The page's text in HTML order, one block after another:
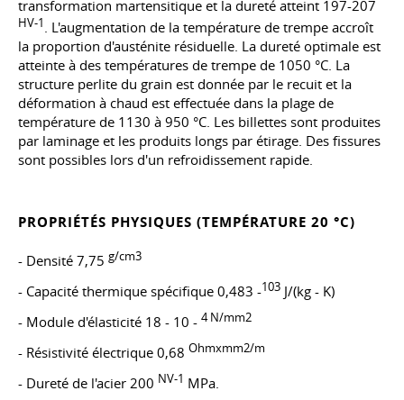
transformation martensitique et la dureté atteint 197-207
HV-1. L'augmentation de la température de trempe accroît
la proportion d'austénite résiduelle. La dureté optimale est
atteinte à des températures de trempe de 1050 °C. La
structure perlite du grain est donnée par le recuit et la
déformation à chaud est effectuée dans la plage de
température de 1130 à 950 °C. Les billettes sont produites
par laminage et les produits longs par étirage. Des fissures
sont possibles lors d'un refroidissement rapide.
PROPRIÉTÉS PHYSIQUES (TEMPÉRATURE 20 °C)
- Densité 7,75 g/cm3
- Capacité thermique spécifique 0,483 -103 J/(kg - K)
- Module d'élasticité 18 - 10 - 4 N/mm2
- Résistivité électrique 0,68 Ohmxmm2/m
- Dureté de l'acier 200 NV-1 MPa.